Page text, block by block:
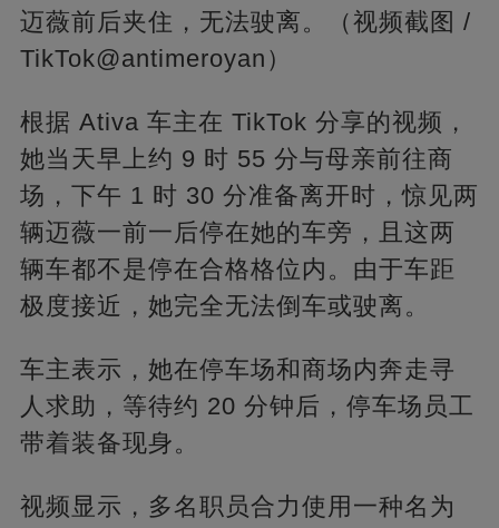
迈薇前后夹住，无法驶离。（视频截图 /
TikTok@antimeroyan）
根据 Ativa 车主在 TikTok 分享的视频，
她当天早上约 9 时 55 分与母亲前往商
场，下午 1 时 30 分准备离开时，惊见两
辆迈薇一前一后停在她的车旁，且这两
辆车都不是停在合格格位内。由于车距
极度接近，她完全无法倒车或驶离。
车主表示，她在停车场和商场内奔走寻
人求助，等待约 20 分钟后，停车场员工
带着装备现身。
视频显示，多名职员合力使用一种名为